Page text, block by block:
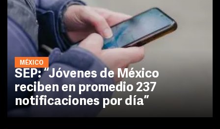
MÉXICO
SEP: “Jóvenes de México
reciben en promedio 237
notificaciones por día”